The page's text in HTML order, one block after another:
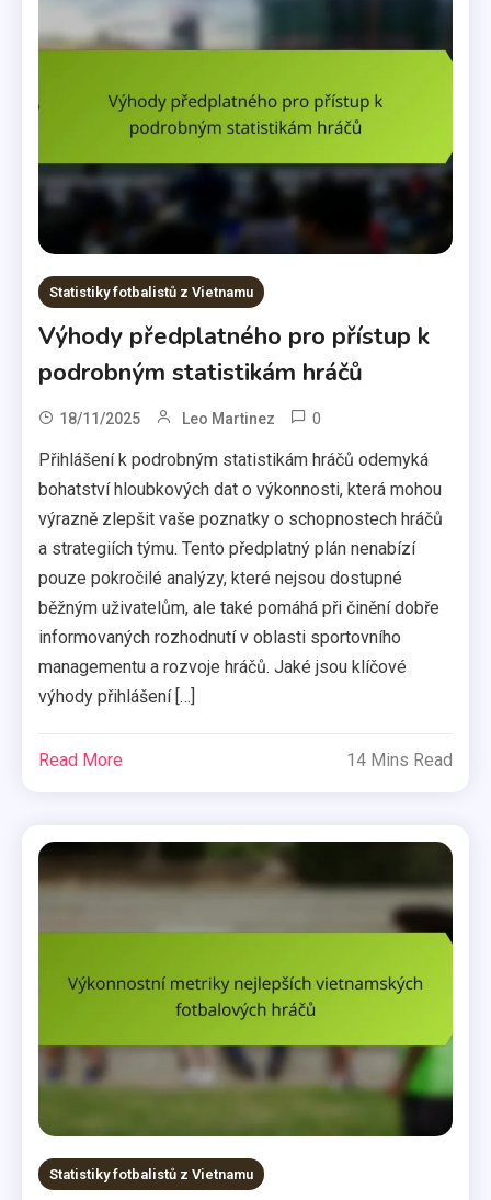
Statistiky fotbalistů z Vietnamu
Výhody předplatného pro přístup k
podrobným statistikám hráčů
18/11/2025 Leo Martinez 0
Přihlášení k podrobným statistikám hráčů odemyká
bohatství hloubkových dat o výkonnosti, která mohou
výrazně zlepšit vaše poznatky o schopnostech hráčů
a strategiích týmu. Tento předplatný plán nenabízí
pouze pokročilé analýzy, které nejsou dostupné
běžným uživatelům, ale také pomáhá při činění dobře
informovaných rozhodnutí v oblasti sportovního
managementu a rozvoje hráčů. Jaké jsou klíčové
výhody přihlášení […]
Read More 14 Mins Read
Statistiky fotbalistů z Vietnamu